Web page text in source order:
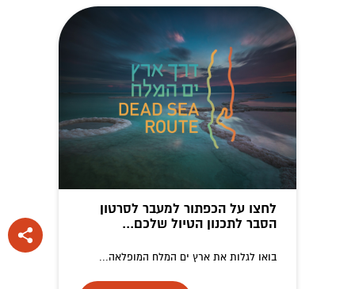
לחצו על הכפתור למעבר לסרטון
הסבר לתכנון הטיול שלכם...
בואו לגלות את ארץ ים המלח המופלאה...